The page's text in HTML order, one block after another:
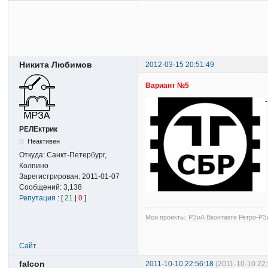
Никита Любимов 2012-03-15 20:51:49
РЕЛЕктрик
Неактивен
Откуда:Санкт-Петербург,
Колпино
Зарегистрирован:2011-01-07
Сообщений:3,138
Репутация : [21 |0 ]
Вариант №5
Мои проекты: РЗиА Вконтакте Ретро-
Сайт
falcon 2011-10-10 22:56:18 (2011-10-10